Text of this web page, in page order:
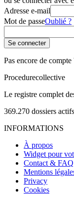
Adresse e-mail
Mot de passeOublié ?
Se connecter
Pas encore de compte
Procedurecollective
Le registre complet
369.270 dossiers actifs
INFORMATIONS
À propos
Widget pour
Contact & FAQ
Mentions
Privacy
Cookies